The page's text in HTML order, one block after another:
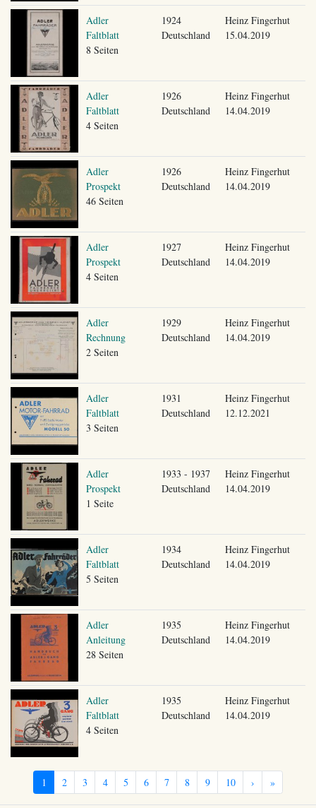
Adler
Faltblatt
8 Seiten
1924
Deutschland
Heinz Fingerhut
15.04.2019
Adler
Faltblatt
4 Seiten
1926
Deutschland
Heinz Fingerhut
14.04.2019
Adler
Prospekt
46 Seiten
1926
Deutschland
Heinz Fingerhut
14.04.2019
Adler
Prospekt
4 Seiten
1927
Deutschland
Heinz Fingerhut
14.04.2019
Adler
Rechnung
2 Seiten
1929
Deutschland
Heinz Fingerhut
14.04.2019
Adler
Faltblatt
3 Seiten
1931
Deutschland
Heinz Fingerhut
12.12.2021
Adler
Prospekt
1 Seite
1933 - 1937
Deutschland
Heinz Fingerhut
14.04.2019
Adler
Faltblatt
5 Seiten
1934
Deutschland
Heinz Fingerhut
14.04.2019
Adler
Anleitung
28 Seiten
1935
Deutschland
Heinz Fingerhut
14.04.2019
Adler
Faltblatt
4 Seiten
1935
Deutschland
Heinz Fingerhut
14.04.2019
1 2 3 4 5 6 7 8 9 10 › »